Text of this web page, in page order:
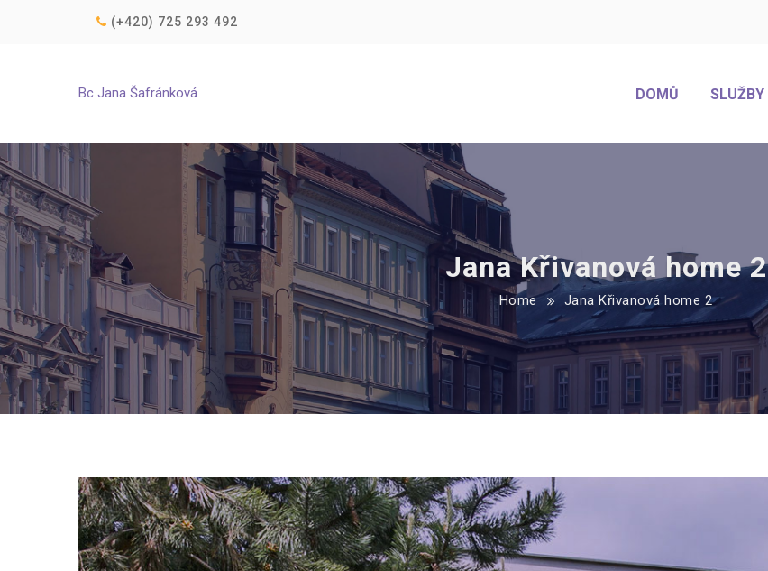
(+420) 725 293 492
Bc Jana Šafránková DOMŮ SLUŽBY
Jana Křivanová home 2
Home Jana Křivanová home 2